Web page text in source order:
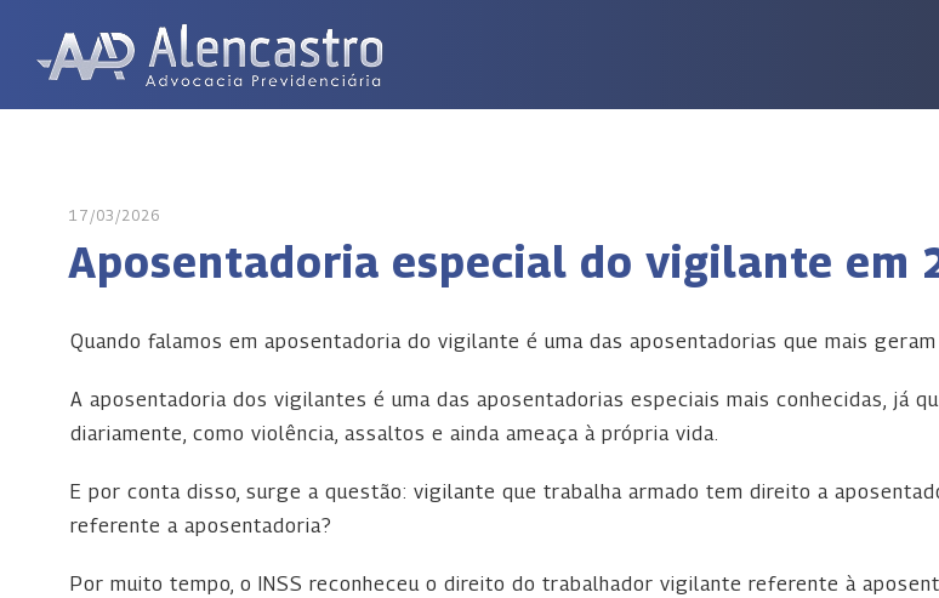
17/03/2026
Aposentadoria especial do vigilante em
Quando falamos em aposentadoria do vigilante é uma das aposentadorias que mais
A aposentadoria dos vigilantes é uma das aposentadorias especiais mais conhecidas, já
diariamente, como violência, assaltos e ainda ameaça à própria vida.
E por conta disso, surge a questão: vigilante que trabalha armado tem direito a
referente a aposentadoria?
Por muito tempo, o INSS reconheceu o direito do trabalhador vigilante referente à